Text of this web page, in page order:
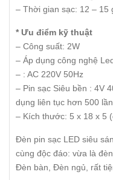
– Thời gian sạc: 12 – 15
* Ưu điểm kỹ thuật
– Công suất: 2W
– Áp dụng công nghệ
– : AC 220V 50Hz
– Pin sạc Siêu bền : 4V
dụng liên tục hơn 500
– Kích thước: 5 x 18 x 5
Đèn pin sạc LED siêu
cùng độc đáo: vừa là
Đèn bàn, Đèn ngủ, rất